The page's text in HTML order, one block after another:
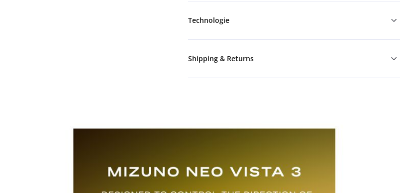
Technologie
Shipping & Returns